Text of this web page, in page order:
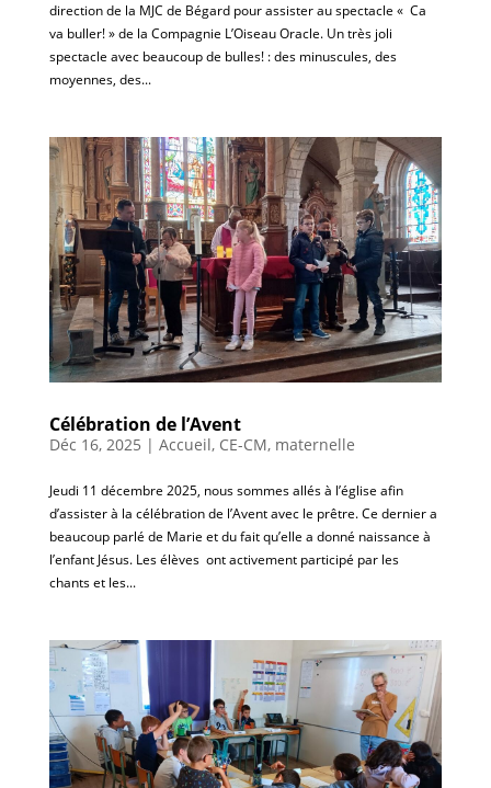
direction de la MJC de Bégard pour assister au spectacle « Ca
va buller! » de la Compagnie L’Oiseau Oracle. Un très joli
spectacle avec beaucoup de bulles! : des minuscules, des
moyennes, des...
Célébration de l’Avent
Déc 16, 2025 | Accueil, CE-CM, maternelle
Jeudi 11 décembre 2025, nous sommes allés à l’église afin
d’assister à la célébration de l’Avent avec le prêtre. Ce dernier a
beaucoup parlé de Marie et du fait qu’elle a donné naissance à
l’enfant Jésus. Les élèves ont activement participé par les
chants et les...